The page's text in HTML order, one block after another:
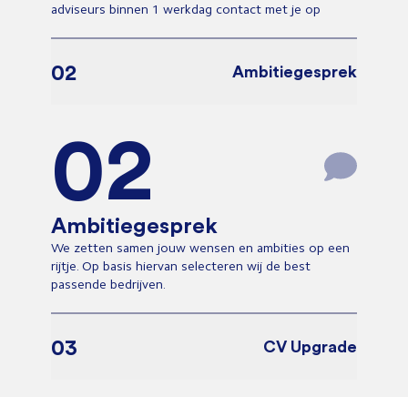
adviseurs binnen 1 werkdag contact met je op
02 Ambitiegesprek
02
Ambitiegesprek
We zetten samen jouw wensen en ambities op een
rijtje. Op basis hiervan selecteren wij de best
passende bedrijven.
03 CV Upgrade